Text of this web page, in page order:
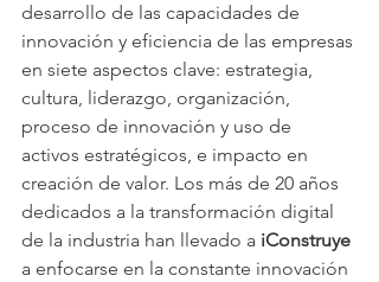
desarrollo de las capacidades de
innovación y eficiencia de las empresas
en siete aspectos clave: estrategia,
cultura, liderazgo, organización,
proceso de innovación y uso de
activos estratégicos, e impacto en
creación de valor. Los más de 20 años
dedicados a la transformación digital
de la industria han llevado a iConstruye
a enfocarse en la constante innovación